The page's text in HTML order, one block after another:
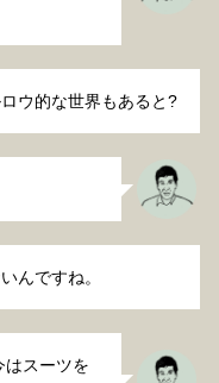
ウ的な世界もあると?
んですね。
はスーツを